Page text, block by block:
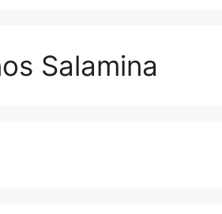
Salamina